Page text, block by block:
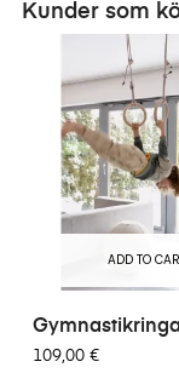
Kunder som
ADD TO
FUNACTIVE
109,00 €